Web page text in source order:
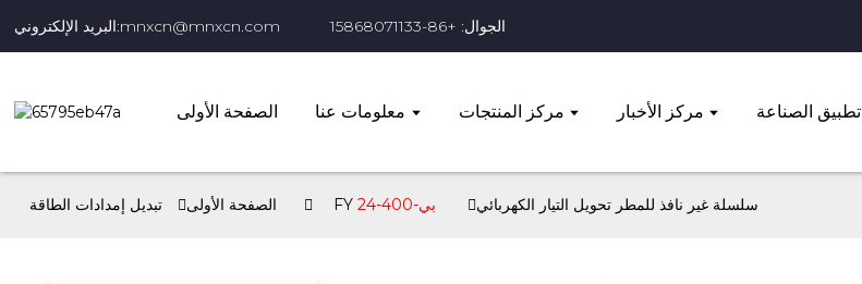
البريد الإلكتروني:mnxcn@mnxcn.com الجوال: +86-15868071133
الصفحة الأولى معلومات عنا مركز المنتجات مركز الأخبار تطبيق الصناعة
الصفحة الأولى تبديل إمدادات الطاقة FY سلسلة غير نافذ للمطر تحويل التيار الكهربائي بي-400-24